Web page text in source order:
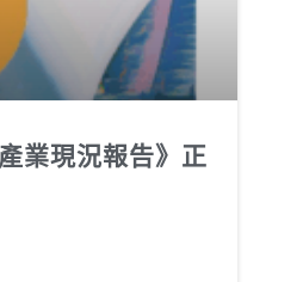
業現況報告》正